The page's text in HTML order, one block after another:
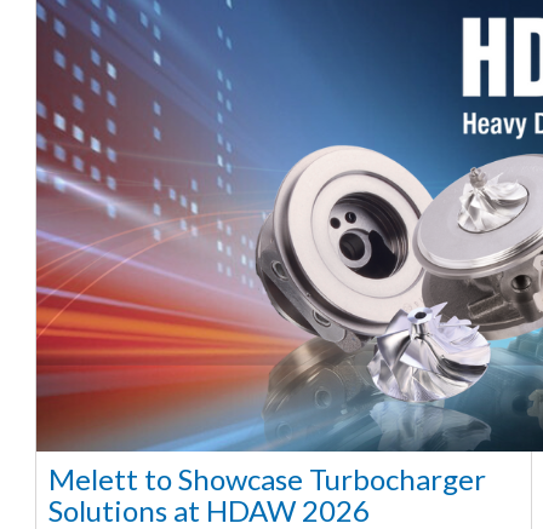
Melett to Showcase Turbocharger
Solutions at HDAW 2026